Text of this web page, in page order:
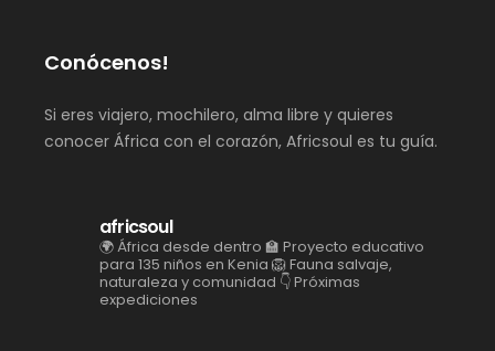
Conócenos!
Si eres viajero, mochilero, alma libre y quieres
conocer África con el corazón, Africsoul es tu guía.
africsoul
🌍 África desde dentro 🏫 Proyecto educativo
para 135 niños en Kenia 🦁 Fauna salvaje,
naturaleza y comunidad 👇 Próximas
expediciones